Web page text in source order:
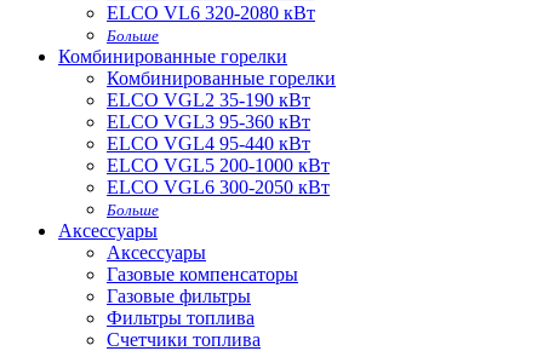
ELCO VL6 320-2080 кВт
Больше
Комбинированные горелки
Комбинированные горелки
ELCO VGL2 35-190 кВт
ELCO VGL3 95-360 кВт
ELCO VGL4 95-440 кВт
ELCO VGL5 200-1000 кВт
ELCO VGL6 300-2050 кВт
Больше
Аксессуары
Аксессуары
Газовые компенсаторы
Газовые фильтры
Фильтры топлива
Счетчики топлива